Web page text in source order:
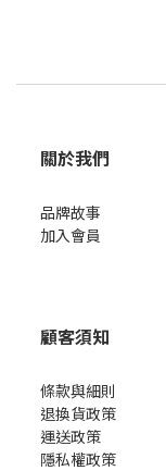
關於我們
品牌故事
加入會員
顧客須知
條款與細則
退換貨政策
運送政策
隱私權政策